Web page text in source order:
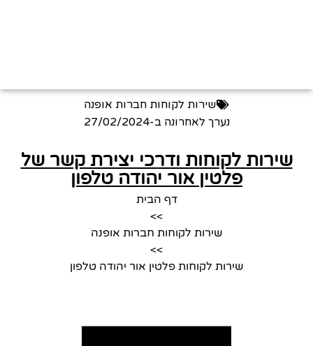
שירות לקוחות חברות אופנה
נערך לאחרונה ב-27/02/2024
שירות לקוחות ודרכי יצירת קשר של
פלטין אור יהודה טלפון
דף הבית
>>
שירות לקוחות חברות אופנה
>>
שירות לקוחות פלטין אור יהודה טלפון